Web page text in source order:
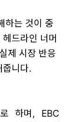
하는 것이 중
드라인 너머
제 시장 반응
줍니다.
하며, EBC